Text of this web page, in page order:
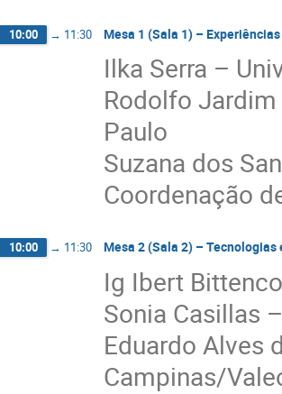
10:00 → 11:30 Mesa 1 (Sala 1) –
Ilka Serra –
Rodolfo
Paulo
Suzana dos
Coordenação
10:00 → 11:30 Mesa 2 (Sala 2) –
Ig Ibert
Sonia Casillas
Eduardo Alves
Campinas/